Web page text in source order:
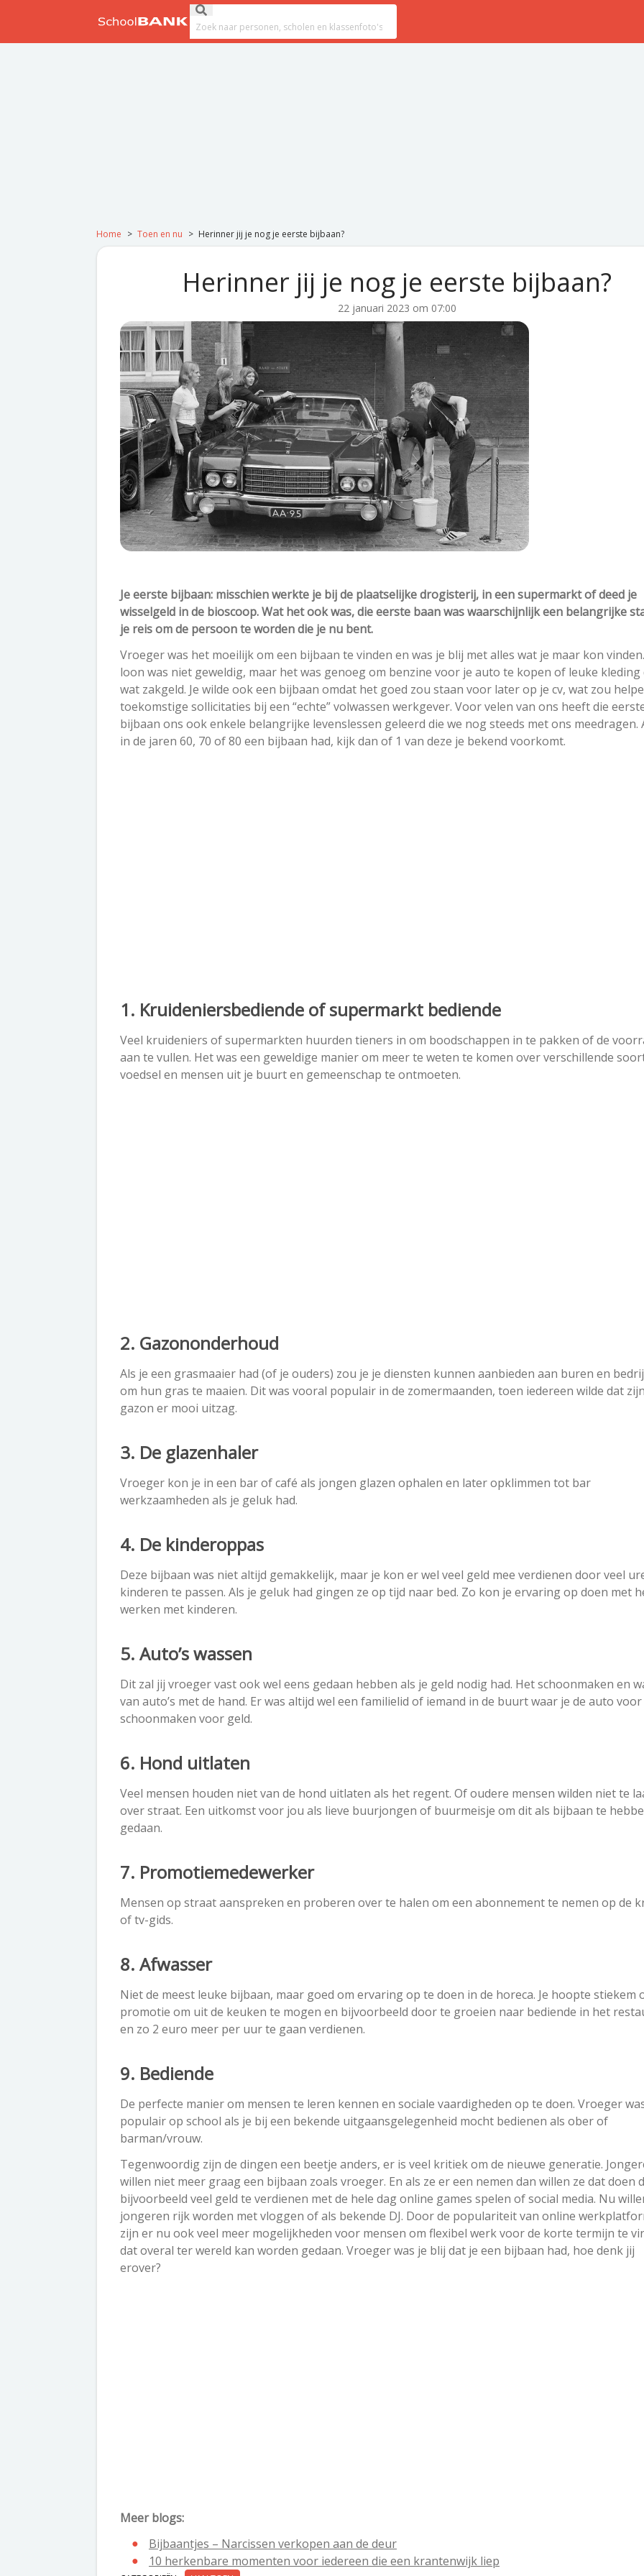
Submit search
Search field
Home > Toen en nu > Herinner jij je nog je eerste bijbaan?
Herinner jij je nog je eerste bijbaan?
22 januari 2023 om 07:00
Je eerste bijbaan: misschien werkte je bij de plaatselijke drogisterij, in een supermarkt of deed je
wisselgeld in de bioscoop. Wat het ook was, die eerste baan was waarschijnlijk een belangrijke
je reis om de persoon te worden die je nu bent.
Vroeger was het moeilijk om een bijbaan te vinden en was je blij met alles wat je maar kon
loon was niet geweldig, maar het was genoeg om benzine voor je auto te kopen of leuke kleding
wat zakgeld. Je wilde ook een bijbaan omdat het goed zou staan voor later op je cv, wat zou
toekomstige sollicitaties bij een “echte” volwassen werkgever. Voor velen van ons heeft die
bijbaan ons ook enkele belangrijke levenslessen geleerd die we nog steeds met ons meedragen.
in de jaren 60, 70 of 80 een bijbaan had, kijk dan of 1 van deze je bekend voorkomt.
1. Kruideniersbediende of supermarkt bediende
Veel kruideniers of supermarkten huurden tieners in om boodschappen in te pakken of de
aan te vullen. Het was een geweldige manier om meer te weten te komen over verschillende
voedsel en mensen uit je buurt en gemeenschap te ontmoeten.
2. Gazononderhoud
Als je een grasmaaier had (of je ouders) zou je je diensten kunnen aanbieden aan buren en
om hun gras te maaien. Dit was vooral populair in de zomermaanden, toen iedereen wilde dat zijn
gazon er mooi uitzag.
3. De glazenhaler
Vroeger kon je in een bar of café als jongen glazen ophalen en later opklimmen tot bar
werkzaamheden als je geluk had.
4. De kinderoppas
Deze bijbaan was niet altijd gemakkelijk, maar je kon er wel veel geld mee verdienen door veel
kinderen te passen. Als je geluk had gingen ze op tijd naar bed. Zo kon je ervaring op doen met
werken met kinderen.
5. Auto’s wassen
Dit zal jij vroeger vast ook wel eens gedaan hebben als je geld nodig had. Het schoonmaken en
van auto’s met de hand. Er was altijd wel een familielid of iemand in de buurt waar je de auto
schoonmaken voor geld.
6. Hond uitlaten
Veel mensen houden niet van de hond uitlaten als het regent. Of oudere mensen wilden niet te
over straat. Een uitkomst voor jou als lieve buurjongen of buurmeisje om dit als bijbaan te
gedaan.
7. Promotiemedewerker
Mensen op straat aanspreken en proberen over te halen om een abonnement te nemen op de
of tv-gids.
8. Afwasser
Niet de meest leuke bijbaan, maar goed om ervaring op te doen in de horeca. Je hoopte stiekem
promotie om uit de keuken te mogen en bijvoorbeeld door te groeien naar bediende in het
en zo 2 euro meer per uur te gaan verdienen.
9. Bediende
De perfecte manier om mensen te leren kennen en sociale vaardigheden op te doen. Vroeger
populair op school als je bij een bekende uitgaansgelegenheid mocht bedienen als ober of
barman/vrouw.
Tegenwoordig zijn de dingen een beetje anders, er is veel kritiek om de nieuwe generatie.
willen niet meer graag een bijbaan zoals vroeger. En als ze er een nemen dan willen ze dat doen
bijvoorbeeld veel geld te verdienen met de hele dag online games spelen of social media. Nu
jongeren rijk worden met vloggen of als bekende DJ. Door de populariteit van online
zijn er nu ook veel meer mogelijkheden voor mensen om flexibel werk voor de korte termijn te
dat overal ter wereld kan worden gedaan. Vroeger was je blij dat je een bijbaan had, hoe denk jij
erover?
Meer blogs:
Bijbaantjes – Narcissen verkopen aan de deur
10 herkenbare momenten voor iedereen die een krantenwijk liep